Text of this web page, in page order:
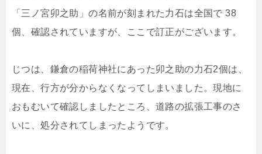
「三ノ宮卯之助」の名前が刻まれた力石は全国で 38
個、確認されていますが、ここで訂正がございます。
じつは、鎌倉の稲荷神社にあった卯之助の力石2個は、
現在、行方が分からなくなってしまいました。現地に
おもむいて確認しましたところ、道路の拡張工事のさ
いに、処分されてしまったようです。